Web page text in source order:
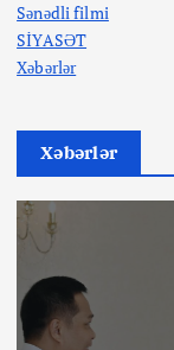
Sənədli filmi
SİYASƏT
Xəbərlər
Xəbərlər